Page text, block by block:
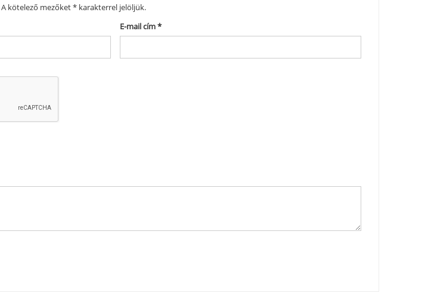
A kötelező mezőket* karakterrel jelöljük.
E-mail cím*